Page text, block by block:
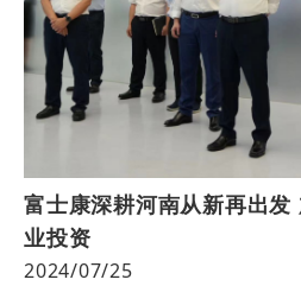
富士康深耕河南从新再出发
业投资
2024/07/25